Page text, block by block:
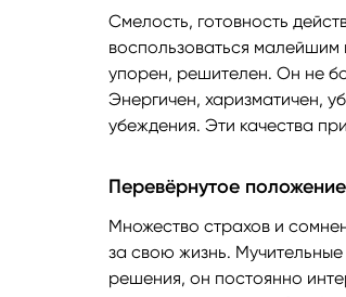
Смелость, готовность
воспользоваться малейшим
упорен, решителен. Он не
Энергичен, харизматичен,
убеждения. Эти качества
Перевёрнутое положение
Множество страхов и
за свою жизнь.
решения, он постоянно